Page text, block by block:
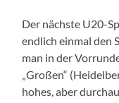
Der nächste U20-
endlich einmal den
man in der
„Großen“
hohes, aber